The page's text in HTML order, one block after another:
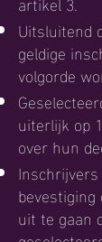
Uitsluitend
geldige
volgorde
uiterlijk op
over hun
uit te gaan